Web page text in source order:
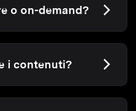
o on-demand?
i contenuti?